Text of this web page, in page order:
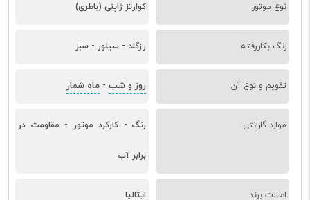
نوع موتور کوارتز ژاپنی (باطری)
رنگ بکاررفته رزگلد - سیلور - سبز
تقویم و نوع آن روز و شب - ماه شمار
موارد گارانتی رنگ - کارکرد موتور - مقاومت در
برابر آب
اصالت برند ایتالیا